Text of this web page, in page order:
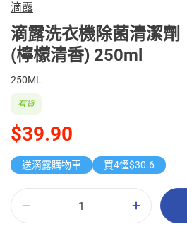
滴露
滴露洗衣機除菌清潔劑
(檸檬清香) 250ml
250ML
$39.90
有貨
送滴露購物車 買4慳$30.6